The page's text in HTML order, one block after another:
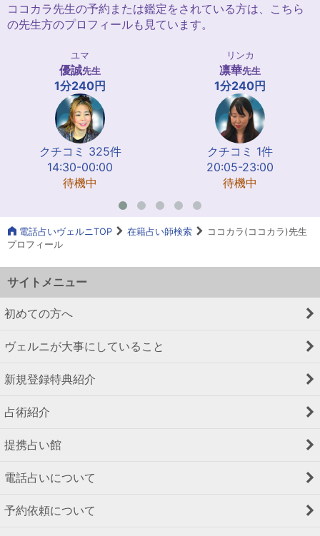
ココカラ先生の予約または鑑定をされている方は、こちら
の先生方のプロフィールも見ています。
ユマ
優誠先生
1分240円
クチコミ 325件
14:30-00:00
待機中
リンカ
凛華先生
1分240円
クチコミ 1件
20:05-23:00
待機中
電話占いヴェルニTOP 在籍占い師検索
ココカラ(ココカラ)先生
プロフィール
サイトメニュー
初めての方へ
ヴェルニが大事にしていること
新規登録特典紹介
占術紹介
提携占い館
電話占いについて
予約依頼について